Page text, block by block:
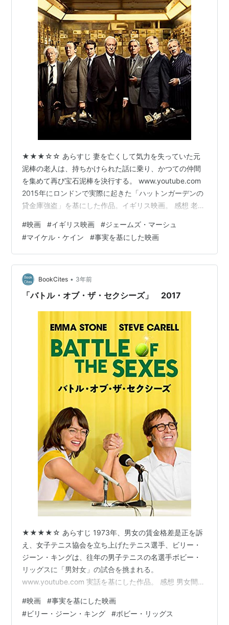
★★★☆☆ あらすじ 妻を亡くして気力を失っていた元
泥棒の老人は、持ちかけられた話に乗り、かつての仲間
を集めて再び宝石泥棒を決行する。 www.youtube.com
2015年にロンドンで実際に起きた「ハットンガーデンの
貸金庫強盗」を基にした作品。イギリス映画。 感想 老齢
り出す物語だ。冒頭から小粋で軽妙な雰囲気で、主要メ
ンバーたちの姿が描かれていく。だが雰囲気だけで情報
は少なく、要領を得ない内容がダラダラと続くだけにな
ってしまっている。時間をかけたわりには、主人公はじ
めメンバーらがどんな人物なのか、詳しいことはさっぱ
り伝わってこない。犯行へ…
#映画 #イギリス映画 #ジェームズ・マーシュ
#マイケル・ケイン #事実を基にした映画
BookCites • 3年前
「バトル・オブ・ザ・セクシーズ」 2017
★★★★☆ あらすじ 1973年、男女の賃金格差是正を訴
え、女子テニス協会を立ち上げたテニス選手、ビリー・
ジーン・キングは、往年の男子テニスの名選手ボビー・
リッグスに「男対女」の試合を挑まれる。
www.youtube.com 実話を基にした作品。 感想 男女間の
戦った女子テニス選手の物語だ。一般的に男女には体力
差があるので、それが格差の理由だと男性側は反論す
#映画 #事実を基にした映画
#ビリー・ジーン・キング #ボビー・リッグス